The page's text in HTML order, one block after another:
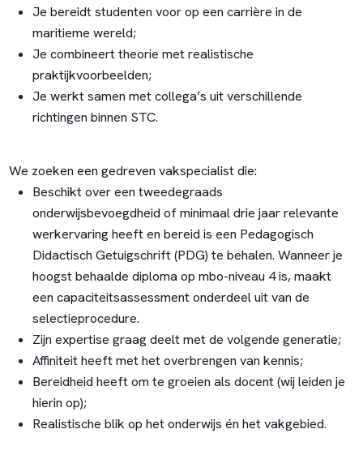
Je bereidt studenten voor op een carrière in de
maritieme wereld;
Je combineert theorie met realistische
praktijkvoorbeelden;
Je werkt samen met collega’s uit verschillende
richtingen binnen STC.
We zoeken een gedreven vakspecialist die:
Beschikt over een tweedegraads
onderwijsbevoegdheid of minimaal drie jaar relevante
werkervaring heeft en bereid is een Pedagogisch
Didactisch Getuigschrift (PDG) te behalen. Wanneer je
hoogst behaalde diploma op mbo-niveau 4 is, maakt
een capaciteitsassessment onderdeel uit van de
selectieprocedure.
Zijn expertise graag deelt met de volgende generatie;
Affiniteit heeft met het overbrengen van kennis;
Bereidheid heeft om te groeien als docent (wij leiden je
hierin op);
Realistische blik op het onderwijs én het vakgebied.